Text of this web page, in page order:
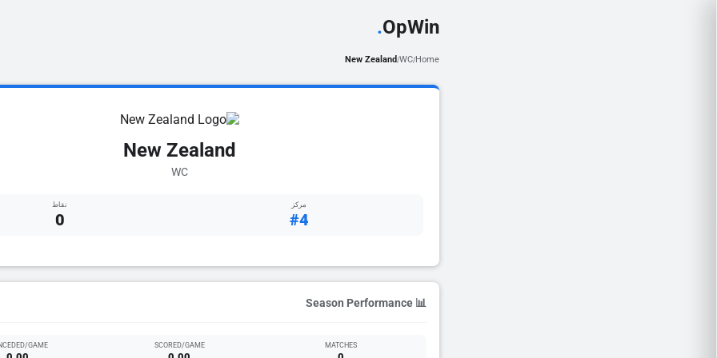
OpWin
.
Home
/
WC
/
New Zealand
New Zealand
WC
مركز
#4
نقاط
0
📊 Season Performance
MATCHES
SCORED/GAME
GAME